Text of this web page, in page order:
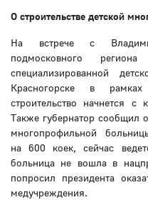
О строительстве детской
На встрече с
подмосковного
специализированной
Красногорске в
строительство начнется
Также губернатор сообщил
многопрофильной
на 600 коек, сейчас
больница не вошла в
попросил президента
медучреждения.